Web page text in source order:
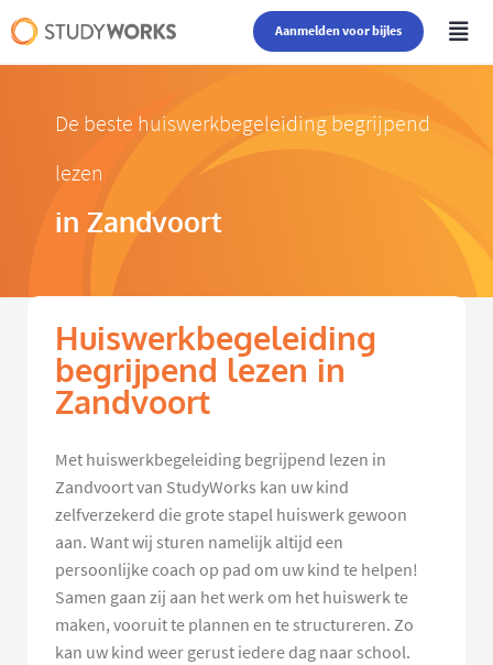
Aanmelden voor bijles
De beste huiswerkbegeleiding begrijpend
lezen
in Zandvoort
Huiswerkbegeleiding
begrijpend lezen in
Zandvoort
Met huiswerkbegeleiding begrijpend lezen in
Zandvoort van StudyWorks kan uw kind
zelfverzekerd die grote stapel huiswerk gewoon
aan. Want wij sturen namelijk altijd een
persoonlijke coach op pad om uw kind te helpen!
Samen gaan zij aan het werk om het huiswerk te
maken, vooruit te plannen en te structureren. Zo
kan uw kind weer gerust iedere dag naar school.